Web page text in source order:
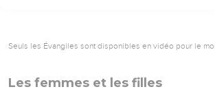
Seuls les Évangiles sont disponibles en vidéo pour le
Les femmes et les filles